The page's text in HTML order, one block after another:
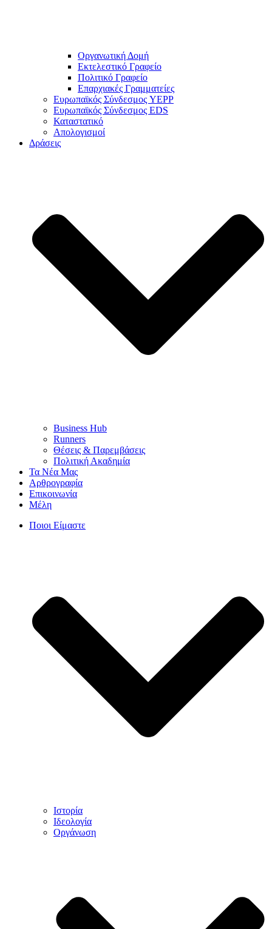
Οργανωτική Δομή
Εκτελεστικό Γραφείο
Πολιτικό Γραφείο
Επαρχιακές Γραμματείες
Ευρωπαϊκός Σύνδεσμος YEPP
Ευρωπαϊκός Σύνδεσμος EDS
Καταστατικό
Απολογισμοί
Δράσεις
Business Hub
Runners
Θέσεις & Παρεμβάσεις
Πολιτική Ακαδημία
Τα Νέα Μας
Αρθρογραφία
Επικοινωνία
Μέλη
Ποιοι Είμαστε
Ιστορία
Ιδεολογία
Οργάνωση